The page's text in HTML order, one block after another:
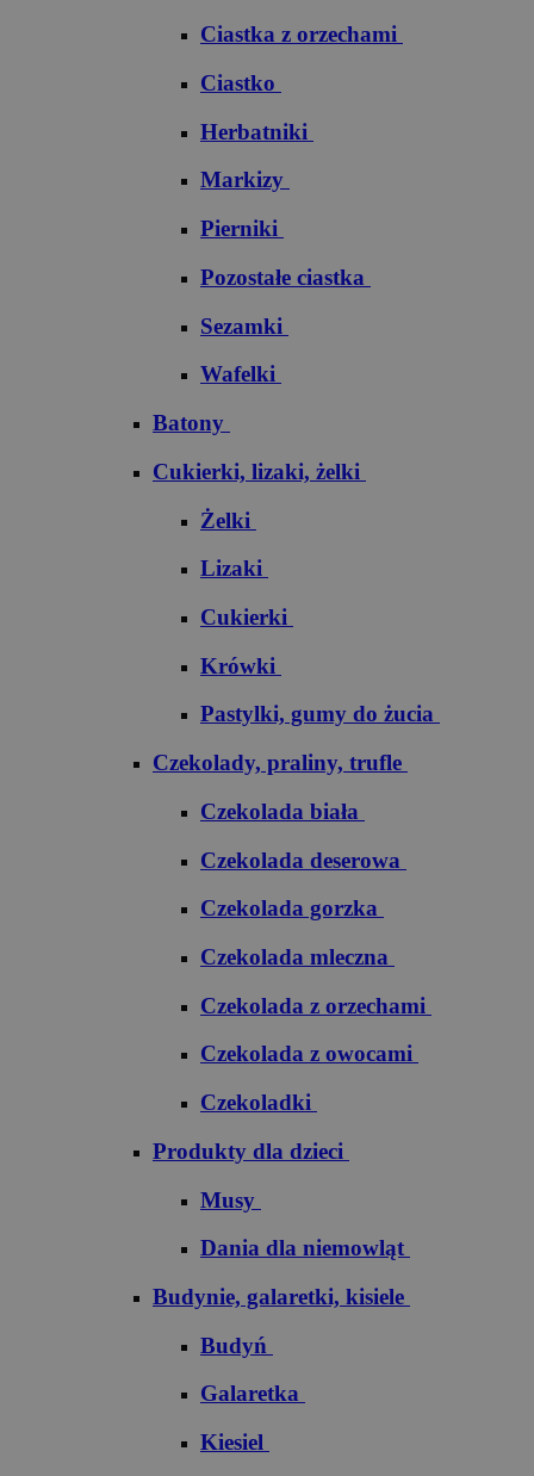
Ciastka z orzechami
Ciastko
Herbatniki
Markizy
Pierniki
Pozostałe ciastka
Sezamki
Wafelki
Batony
Cukierki, lizaki, żelki
Żelki
Lizaki
Cukierki
Krówki
Pastylki, gumy do żucia
Czekolady, praliny, trufle
Czekolada biała
Czekolada deserowa
Czekolada gorzka
Czekolada mleczna
Czekolada z orzechami
Czekolada z owocami
Czekoladki
Produkty dla dzieci
Musy
Dania dla niemowląt
Budynie, galaretki, kisiele
Budyń
Galaretka
Kiesiel